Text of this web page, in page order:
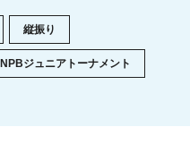
縦振り
NPBジュニアトーナメント